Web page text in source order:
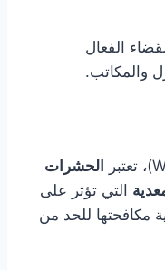
الفعال
والمكاتب.
الحشرات
التي تؤثر على
مكافحتها للحد من